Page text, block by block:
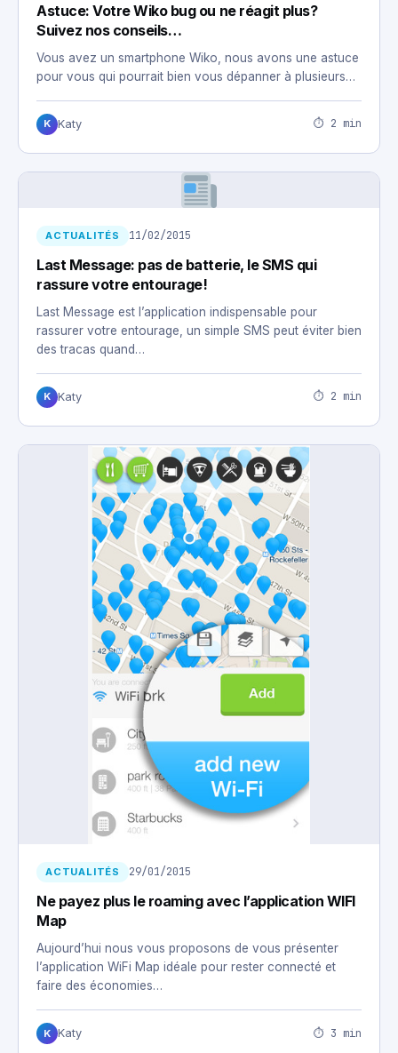
Astuce: Votre Wiko bug ou ne réagit plus?
Suivez nos conseils…
Vous avez un smartphone Wiko, nous avons une astuce
pour vous qui pourrait bien vous dépanner à plusieurs…
K Katy ⏱ 2 min
ACTUALITÉS 11/02/2015
Last Message: pas de batterie, le SMS qui
rassure votre entourage!
Last Message est l’application indispensable pour
rassurer votre entourage, un simple SMS peut éviter bien
des tracas quand…
K Katy ⏱ 2 min
ACTUALITÉS 29/01/2015
Ne payez plus le roaming avec l’application WIFI
Map
Aujourd’hui nous vous proposons de vous présenter
l’application WiFi Map idéale pour rester connecté et
faire des économies…
K Katy ⏱ 3 min